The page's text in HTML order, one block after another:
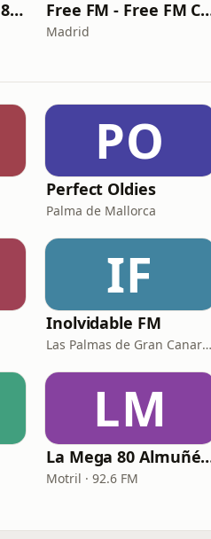
Free FM - Free FM 80s Free FM -
Madrid
PO
Perfect Oldies
Palma de Mallorca
IF
Inolvidable FM
Las Palmas de Gran Canaria · 95.8 FM
LM
La Mega
Motril · 92.6 FM